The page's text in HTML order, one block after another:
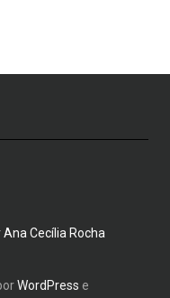
Cecília Rocha
WordPress e